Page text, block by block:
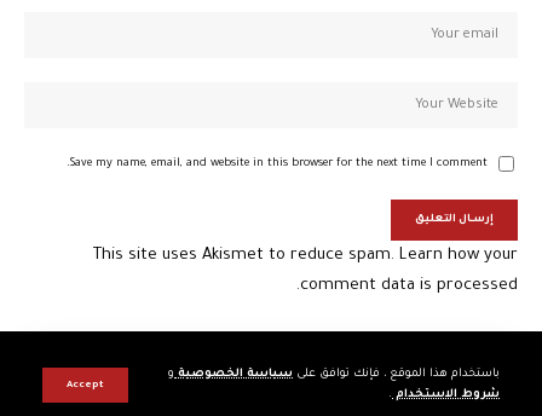
باستخدام هذا الموقع ، فإنك توافق على سياسة الخصوصية و
شروط الاستخدام .
Accept
Save my name, email, and website in this browser for the next time I comment.
This site uses Akismet to reduce spam. Learn how your
comment data is processed.